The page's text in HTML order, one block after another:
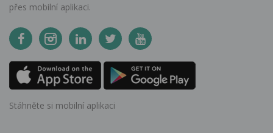
přes mobilní aplikaci.
Stáhněte si mobilní aplikaci